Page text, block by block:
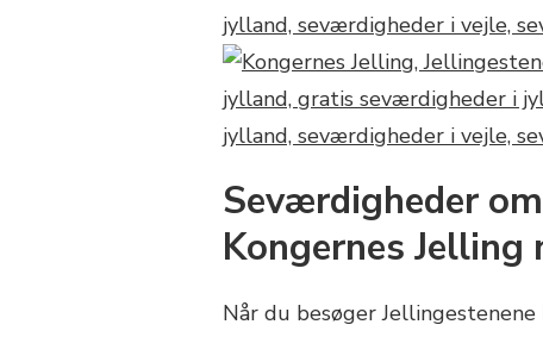
Seværdigheder
Kongernes Jelling
Når du besøger